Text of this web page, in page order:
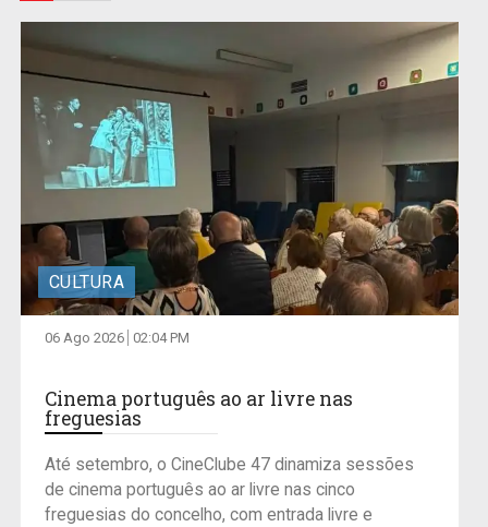
CULTURA
06 Ago 2026 02:04 PM
Cinema português ao ar livre nas
freguesias
Até setembro, o CineClube 47 dinamiza sessões
de cinema português ao ar livre nas cinco
freguesias do concelho, com entrada livre e